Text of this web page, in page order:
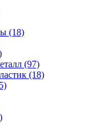
(18)
(97)
(18)